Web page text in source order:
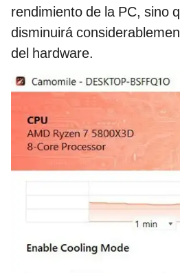
rendimiento de la PC, sino
disminuirá
del hardware.